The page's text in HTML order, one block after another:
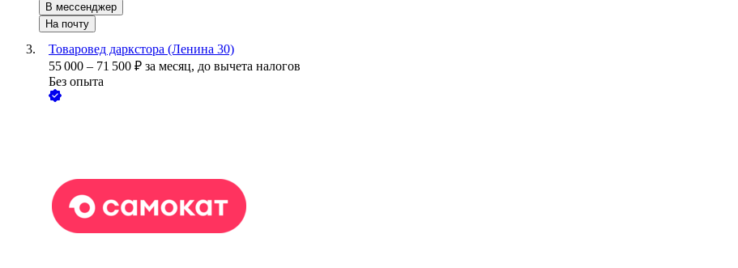
В мессенджер
На почту
Товаровед даркстора (Ленина 30)
55 000 – 71 500 ₽ за месяц, до вычета налогов
Без опыта